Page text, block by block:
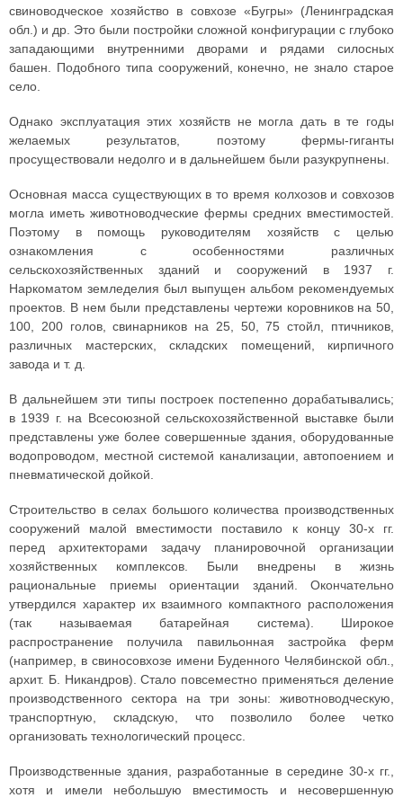
свиноводческое хозяйство в совхозе «Бугры» (Ленинградская
обл.) и др. Это были постройки сложной конфигурации с глубоко
западающими внутренними дворами и рядами силосных
башен. Подобного типа сооружений, конечно, не знало старое
село.
Однако эксплуатация этих хозяйств не могла дать в те годы
желаемых результатов, поэтому фермы-гиганты
просуществовали недолго и в дальнейшем были разукрупнены.
Основная масса существующих в то время колхозов и совхозов
могла иметь животноводческие фермы средних вместимостей.
Поэтому в помощь руководителям хозяйств с целью
ознакомления с особенностями различных
сельскохозяйственных зданий и сооружений в 1937 г.
Наркоматом земледелия был выпущен альбом рекомендуемых
проектов. В нем были представлены чертежи коровников на 50,
100, 200 голов, свинарников на 25, 50, 75 стойл, птичников,
различных мастерских, складских помещений, кирпичного
завода и т. д.
В дальнейшем эти типы построек постепенно дорабатывались;
в 1939 г. на Всесоюзной сельскохозяйственной выставке были
представлены уже более совершенные здания, оборудованные
водопроводом, местной системой канализации, автопоением и
пневматической дойкой.
Строительство в селах большого количества производственных
сооружений малой вместимости поставило к концу 30-х гг.
перед архитекторами задачу планировочной организации
хозяйственных комплексов. Были внедрены в жизнь
рациональные приемы ориентации зданий. Окончательно
утвердился характер их взаимного компактного расположения
(так называемая батарейная система). Широкое
распространение получила павильонная застройка ферм
(например, в свиносовхозе имени Буденного Челябинской обл.,
архит. Б. Никандров). Стало повсеместно применяться деление
производственного сектора на три зоны: животноводческую,
транспортную, складскую, что позволило более четко
организовать технологический процесс.
Производственные здания, разработанные в середине 30-х гг.,
хотя и имели небольшую вместимость и несовершенную